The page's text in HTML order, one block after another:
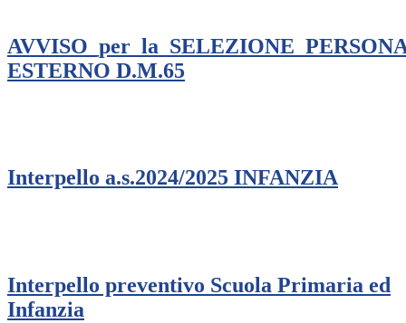
ESTERNO D.M.65
Interpello a.s.2024/2025 INFANZIA
Interpello preventivo Scuola Primaria ed
Infanzia